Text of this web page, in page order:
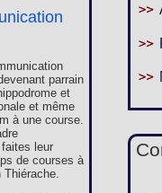
parrain
et
et même
à une course.
leur
de courses à
Thiérache.